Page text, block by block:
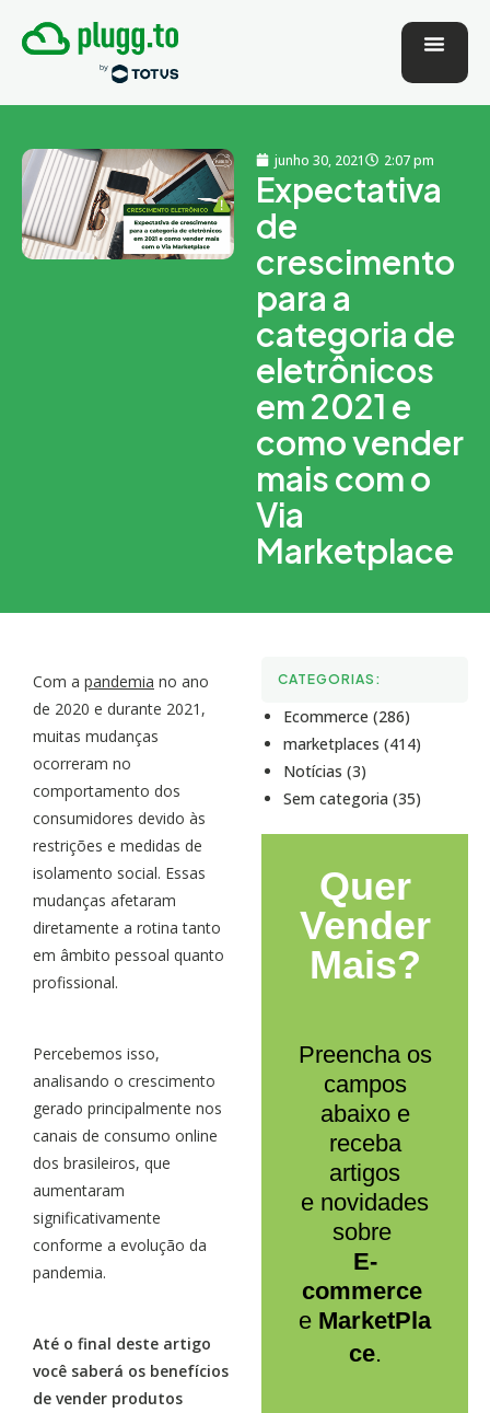
junho 30, 2021 2:07 pm
Expectativa
de
crescimento
para a
categoria de
eletrônicos
em 2021 e
como vender
mais com o
Via
Marketplace
Com a pandemia no ano
de 2020 e durante 2021,
muitas mudanças
ocorreram no
comportamento dos
consumidores devido às
restrições e medidas de
isolamento social. Essas
mudanças afetaram
diretamente a rotina tanto
em âmbito pessoal quanto
profissional.
Percebemos isso,
analisando o crescimento
gerado principalmente nos
canais de consumo online
dos brasileiros, que
aumentaram
significativamente
conforme a evolução da
pandemia.
Até o final deste artigo
você saberá os benefícios
de vender produtos
CATEGORIAS:
Ecommerce (286)
marketplaces (414)
Notícias (3)
Sem categoria (35)
Quer
Vender
Mais?
Preencha os
campos
abaixo e
receba
artigos
e novidades
sobre
E-
commerce
e MarketPla
ce.